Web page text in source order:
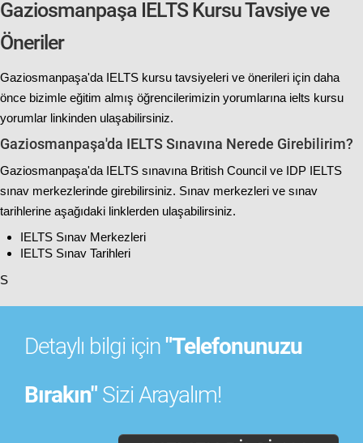
Gaziosmanpaşa IELTS Kursu Tavsiye ve
Öneriler
Gaziosmanpaşa'da IELTS kursu tavsiyeleri ve önerileri için daha
önce bizimle eğitim almış öğrencilerimizin yorumlarına ielts kursu
yorumlar linkinden ulaşabilirsiniz.
Gaziosmanpaşa'da IELTS Sınavına Nerede Girebilirim?
Gaziosmanpaşa'da IELTS sınavına British Council ve IDP IELTS
sınav merkezlerinde girebilirsiniz. Sınav merkezleri ve sınav
tarihlerine aşağıdaki linklerden ulaşabilirsiniz.
IELTS Sınav Merkezleri
IELTS Sınav Tarihleri
S
Detaylı bilgi için "Telefonunuzu
Bırakın" Sizi Arayalım!